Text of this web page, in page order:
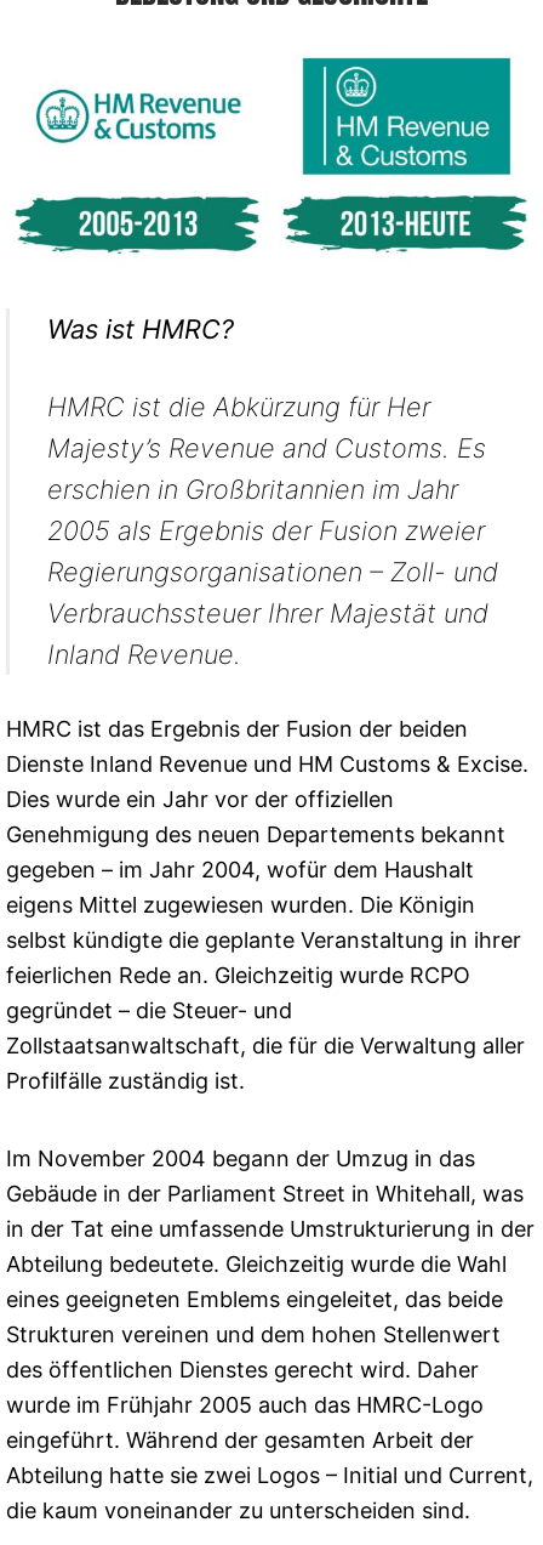
Was ist HMRC?
HMRC ist die Abkürzung für Her
Majesty’s Revenue and Customs. Es
erschien in Großbritannien im Jahr
2005 als Ergebnis der Fusion zweier
Regierungsorganisationen – Zoll- und
Verbrauchssteuer Ihrer Majestät und
Inland Revenue.
HMRC ist das Ergebnis der Fusion der beiden
Dienste Inland Revenue und HM Customs & Excise.
Dies wurde ein Jahr vor der offiziellen
Genehmigung des neuen Departements bekannt
gegeben – im Jahr 2004, wofür dem Haushalt
eigens Mittel zugewiesen wurden. Die Königin
selbst kündigte die geplante Veranstaltung in ihrer
feierlichen Rede an. Gleichzeitig wurde RCPO
gegründet – die Steuer- und
Zollstaatsanwaltschaft, die für die Verwaltung aller
Profilfälle zuständig ist.
Im November 2004 begann der Umzug in das
Gebäude in der Parliament Street in Whitehall, was
in der Tat eine umfassende Umstrukturierung in der
Abteilung bedeutete. Gleichzeitig wurde die Wahl
eines geeigneten Emblems eingeleitet, das beide
Strukturen vereinen und dem hohen Stellenwert
des öffentlichen Dienstes gerecht wird. Daher
wurde im Frühjahr 2005 auch das HMRC-Logo
eingeführt. Während der gesamten Arbeit der
Abteilung hatte sie zwei Logos – Initial und Current,
die kaum voneinander zu unterscheiden sind.